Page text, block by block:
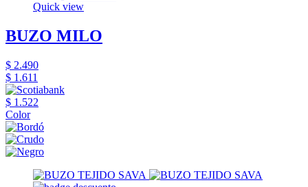
Quick view
BUZO MILO
$ 2.490
$ 1.611
$ 1.522
Color